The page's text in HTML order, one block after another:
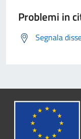
Problemi in
Segnala